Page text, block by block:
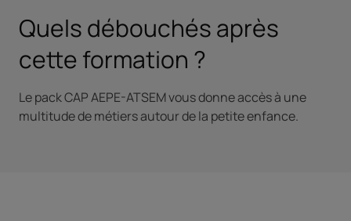
Quels débouchés après
cette formation ?
Le pack CAP AEPE-ATSEM vous donne accès à une
multitude de métiers autour de la petite enfance.